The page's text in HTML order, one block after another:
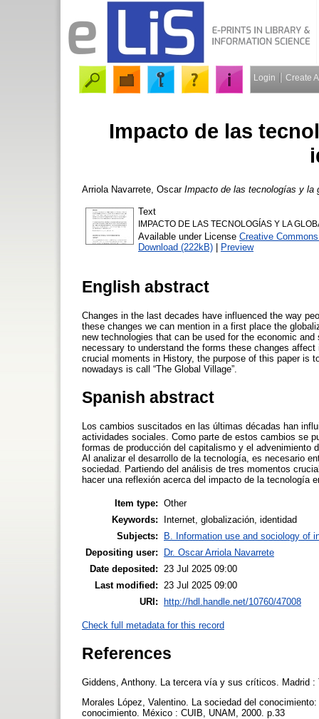
Login Create
Impacto de las
Arriola Navarrete, Oscar Impacto de las tecnologías y la
Text
IMPACTO DE LAS TECNOLOGÍAS Y LA
Available under License Creative
Download (222kB) | Preview
English abstract
Changes in the last decades have influenced the way
these changes we can mention in a first place the
new technologies that can be used for the economic
necessary to understand the forms these changes
crucial moments in History, the purpose of this paper is
nowadays is call “The Global Village”.
Spanish abstract
Los cambios suscitados en las últimas décadas han
actividades sociales. Como parte de estos cambios se
formas de producción del capitalismo y el advenimiento
Al analizar el desarrollo de la tecnología, es necesario
sociedad. Partiendo del análisis de tres momentos
hacer una reflexión acerca del impacto de la tecnología
Item type: Other
Keywords:
Internet, globalización, identidad
Subjects:
B. Information use and sociology of
Depositing user:
Dr. Oscar Arriola Navarrete
Date deposited:
23 Jul 2025 09:00
Last modified:
23 Jul 2025 09:00
URI:
http://hdl.handle.net/10760/47008
Check full metadata for this record
References
Giddens, Anthony. La tercera vía y sus críticos. Madrid
Morales López, Valentino. La sociedad del
conocimiento. México : CUIB, UNAM, 2000. p.33